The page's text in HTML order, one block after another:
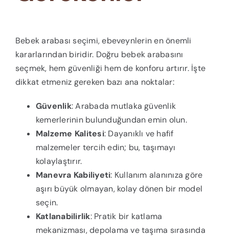
Bebek arabası seçimi, ebeveynlerin en önemli
kararlarından biridir. Doğru bebek arabasını
seçmek, hem güvenliği hem de konforu artırır. İşte
dikkat etmeniz gereken bazı ana noktalar:
Güvenlik: Arabada mutlaka güvenlik
kemerlerinin bulunduğundan emin olun.
Malzeme Kalitesi: Dayanıklı ve hafif
malzemeler tercih edin; bu, taşımayı
kolaylaştırır.
Manevra Kabiliyeti: Kullanım alanınıza göre
aşırı büyük olmayan, kolay dönen bir model
seçin.
Katlanabilirlik: Pratik bir katlama
mekanizması, depolama ve taşıma sırasında